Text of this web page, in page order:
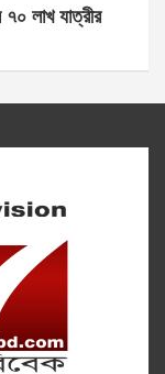
৭০ লাখ যাত্রীর